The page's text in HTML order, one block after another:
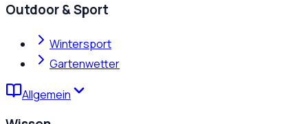
Outdoor & Sport
Wintersport
Gartenwetter
Allgemein